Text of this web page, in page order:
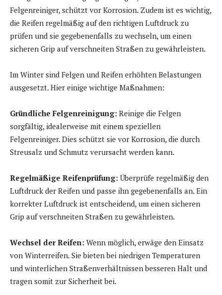
Felgenreiniger, schützt vor Korrosion. Zudem ist es wichtig,
die Reifen regelmäßig auf den richtigen Luftdruck zu
prüfen und sie gegebenenfalls zu wechseln, um einen
sicheren Grip auf verschneiten Straßen zu gewährleisten.
Im Winter sind Felgen und Reifen erhöhten Belastungen
ausgesetzt. Hier einige wichtige Maßnahmen:
Gründliche Felgenreinigung: Reinige die Felgen
sorgfältig, idealerweise mit einem speziellen
Felgenreiniger. Dies schützt sie vor Korrosion, die durch
Streusalz und Schmutz verursacht werden kann.
Regelmäßige Reifenprüfung: Überprüfe regelmäßig den
Luftdruck der Reifen und passe ihn gegebenenfalls an. Ein
korrekter Luftdruck ist entscheidend, um einen sicheren
Grip auf verschneiten Straßen zu gewährleisten.
Wechsel der Reifen: Wenn möglich, erwäge den Einsatz
von Winterreifen. Sie bieten bei niedrigen Temperaturen
und winterlichen Straßenverhältnissen besseren Halt und
tragen somit zur Sicherheit bei.